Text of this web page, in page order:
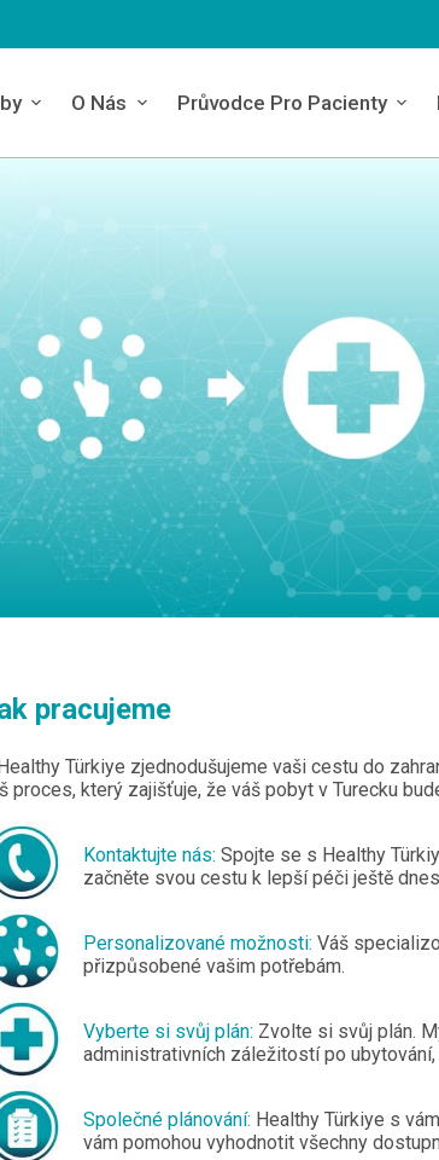
O Nás Průvodce Pro Pacienty
pracujeme
Türkiye zjednodušujeme vaši cestu do
proces, který zajišťuje, že váš pobyt v Turecku
Kontaktujte nás: Spojte se s Healthy
začněte svou cestu k lepší péči ještě
Personalizované možnosti: Váš
přizpůsobené vašim potřebám.
Vyberte si svůj plán: Zvolte si svůj plán.
administrativních záležitostí po
Společné plánování: Healthy Türkiye s
vám pomohou vyhodnotit všechny